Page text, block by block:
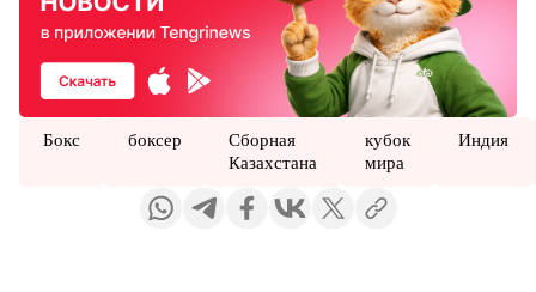
Бокс боксер
Сборная
Казахстана
кубок
мира
Индия